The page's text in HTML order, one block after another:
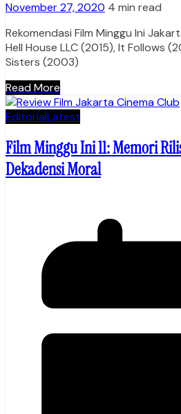
November 27, 2020 4 min read
Rekomendasi Film Minggu Ini
Hell House LLC (2015), It Follows
Sisters (2003)
Read More
EditorialLatest
Film Minggu Ini 11: Memori
Dekadensi Moral